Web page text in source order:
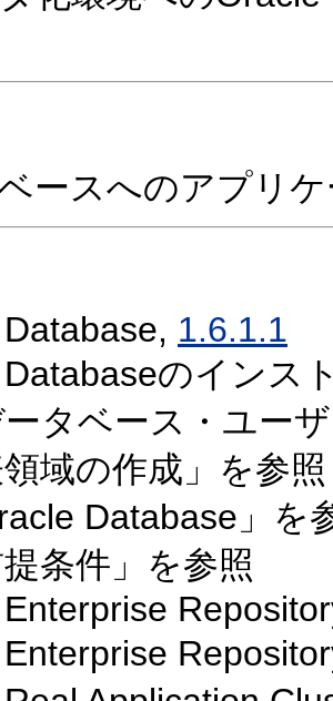
ースへのアプリ
1.6.1.1
のインス
ータベース・ユー
領域の作成」を参照
Database」を
提条件」を参照